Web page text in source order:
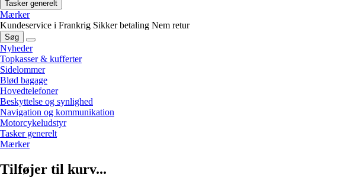
Tasker generelt
Mærker
Kundeservice i Frankrig Sikker betaling Nem retur
Søg
Nyheder
Topkasser & kufferter
Sidelommer
Blød bagage
Hovedtelefoner
Beskyttelse og synlighed
Navigation og kommunikation
Motorcykeludstyr
Tasker generelt
Mærker
Tilføjer til kurv...